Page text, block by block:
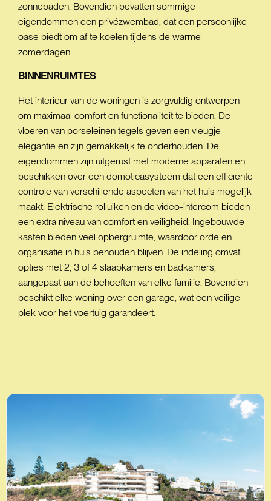
zonnebaden. Bovendien bevatten sommige
eigendommen een privézwembad, dat een persoonlijke
oase biedt om af te koelen tijdens de warme
zomerdagen.
BINNENRUIMTES
Het interieur van de woningen is zorgvuldig ontworpen
om maximaal comfort en functionaliteit te bieden. De
vloeren van porseleinen tegels geven een vleugje
elegantie en zijn gemakkelijk te onderhouden. De
eigendommen zijn uitgerust met moderne apparaten en
beschikken over een domoticasysteem dat een efficiënte
controle van verschillende aspecten van het huis mogelijk
maakt. Elektrische rolluiken en de video-intercom bieden
een extra niveau van comfort en veiligheid. Ingebouwde
kasten bieden veel opbergruimte, waardoor orde en
organisatie in huis behouden blijven. De indeling omvat
opties met 2, 3 of 4 slaapkamers en badkamers,
aangepast aan de behoeften van elke familie. Bovendien
beschikt elke woning over een garage, wat een veilige
plek voor het voertuig garandeert.